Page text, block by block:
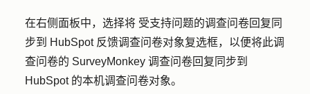
在右侧面板中，选择将 受支持问题的调查问卷回复同
步到 HubSpot 反馈调查问卷对象复选框，以便将此调
查问卷的 SurveyMonkey 调查问卷回复同步到
HubSpot 的本机调查问卷对象。